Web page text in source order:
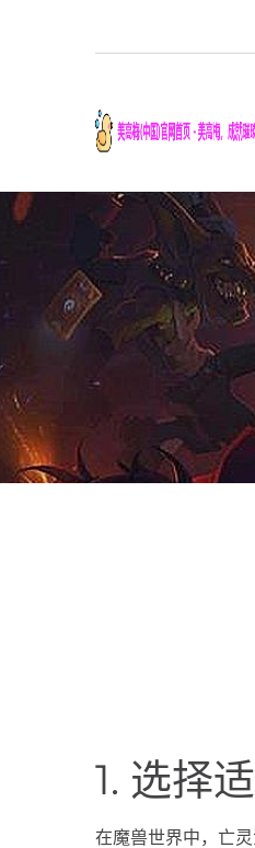
1. 选择
在魔兽世界中，亡